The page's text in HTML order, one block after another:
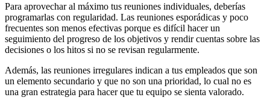
Para aprovechar al máximo tus reuniones individuales, deberías
programarlas con regularidad. Las reuniones esporádicas y poco
frecuentes son menos efectivas porque es difícil hacer un
seguimiento del progreso de los objetivos y rendir cuentas sobre las
decisiones o los hitos si no se revisan regularmente.
Además, las reuniones irregulares indican a tus empleados que son
un elemento secundario y que no son una prioridad, lo cual no es
una gran estrategia para hacer que tu equipo se sienta valorado.